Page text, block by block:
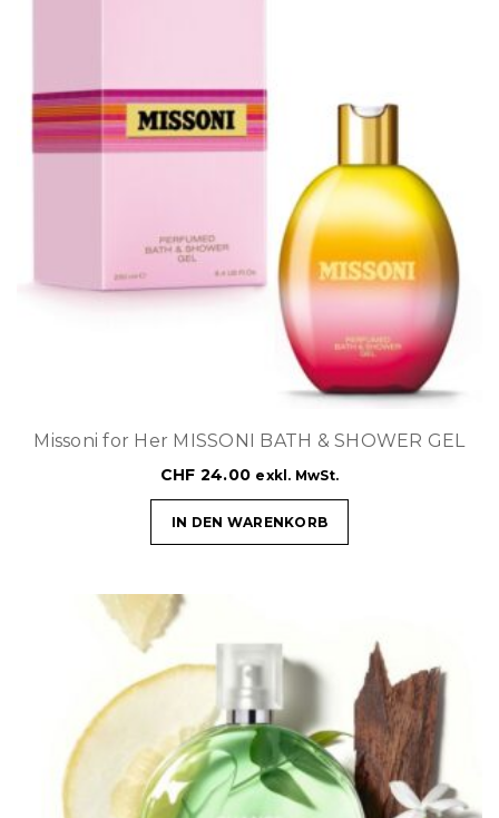
Missoni for Her MISSONI BATH & SHOWER GEL
CHF 24.00 exkl. MwSt.
IN DEN WARENKORB